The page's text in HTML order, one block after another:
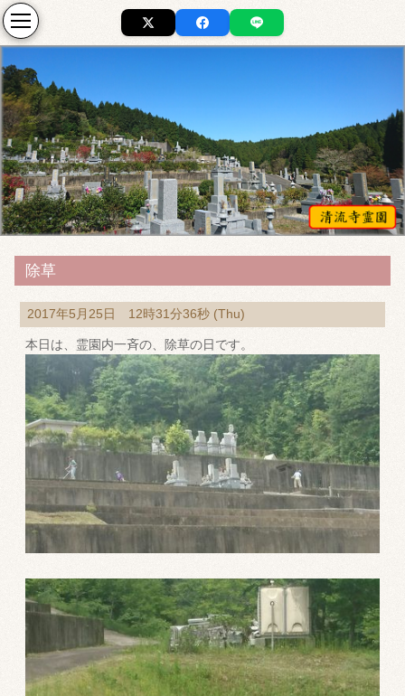
除草
2017年5月25日 12時31分36秒 (Thu)
本日は、霊園内一斉の、除草の日です。